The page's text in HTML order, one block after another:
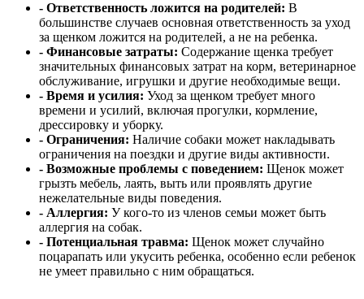
- Ответственность ложится на родителей: В
большинстве случаев основная ответственность за уход
за щенком ложится на родителей, а не на ребенка.
- Финансовые затраты: Содержание щенка требует
значительных финансовых затрат на корм, ветеринарное
обслуживание, игрушки и другие необходимые вещи.
- Время и усилия: Уход за щенком требует много
времени и усилий, включая прогулки, кормление,
дрессировку и уборку.
- Ограничения: Наличие собаки может накладывать
ограничения на поездки и другие виды активности.
- Возможные проблемы с поведением: Щенок может
грызть мебель, лаять, выть или проявлять другие
нежелательные виды поведения.
- Аллергия: У кого-то из членов семьи может быть
аллергия на собак.
- Потенциальная травма: Щенок может случайно
поцарапать или укусить ребенка, особенно если ребенок
не умеет правильно с ним обращаться.